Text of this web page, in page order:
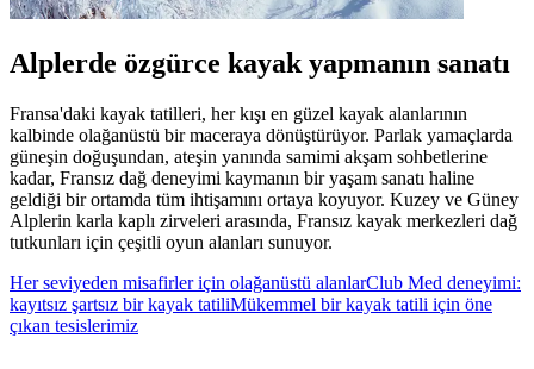
Alplerde özgürce kayak yapmanın sanatı
Fransa'daki kayak tatilleri, her kışı en güzel kayak alanlarının
kalbinde olağanüstü bir maceraya dönüştürüyor. Parlak yamaçlarda
güneşin doğuşundan, ateşin yanında samimi akşam sohbetlerine
kadar, Fransız dağ deneyimi kaymanın bir yaşam sanatı haline
geldiği bir ortamda tüm ihtişamını ortaya koyuyor. Kuzey ve Güney
Alplerin karla kaplı zirveleri arasında, Fransız kayak merkezleri dağ
tutkunları için çeşitli oyun alanları sunuyor.
Her seviyeden misafirler için olağanüstü alanlarClub Med deneyimi:
kayıtsız şartsız bir kayak tatiliMükemmel bir kayak tatili için öne
çıkan tesislerimiz